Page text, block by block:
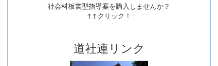
社会科板書型指導案を購入しませんか？
↑↑クリック！
道社連リンク